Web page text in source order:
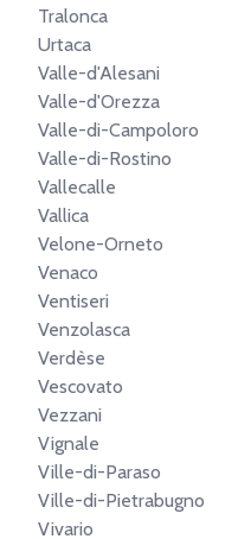
Tralonca
Urtaca
Valle-d'Alesani
Valle-d'Orezza
Valle-di-Campoloro
Valle-di-Rostino
Vallecalle
Vallica
Velone-Orneto
Venaco
Ventiseri
Venzolasca
Verdèse
Vescovato
Vezzani
Vignale
Ville-di-Paraso
Ville-di-Pietrabugno
Vivario